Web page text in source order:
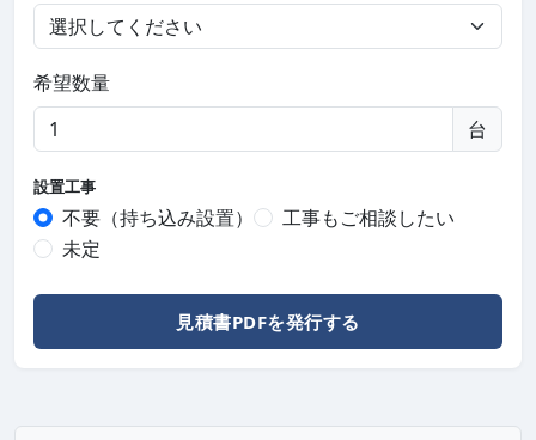
希望数量
台
設置工事
不要（持ち込み設置）
工事もご相談したい
未定
見積書PDFを発行する